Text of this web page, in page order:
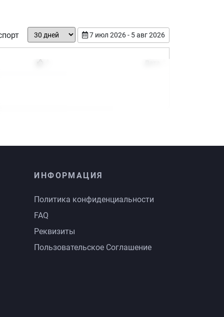
7 июл 2026 - 5 авг 2026
ИНФОРМАЦИЯ
Политика конфиденциальности
FAQ
Реквизиты
Пользовательское Соглашение